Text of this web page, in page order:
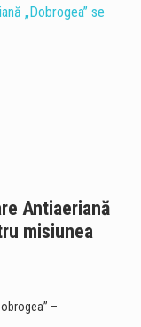
Antiaeriană
misiunea
–